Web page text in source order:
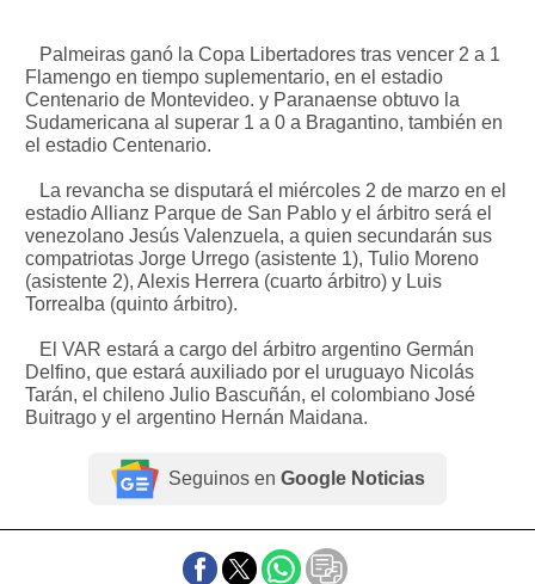
Palmeiras ganó la Copa Libertadores tras vencer 2 a 1
Flamengo en tiempo suplementario, en el estadio
Centenario de Montevideo. y Paranaense obtuvo la
Sudamericana al superar 1 a 0 a Bragantino, también en
el estadio Centenario.
La revancha se disputará el miércoles 2 de marzo en el
estadio Allianz Parque de San Pablo y el árbitro será el
venezolano Jesús Valenzuela, a quien secundarán sus
compatriotas Jorge Urrego (asistente 1), Tulio Moreno
(asistente 2), Alexis Herrera (cuarto árbitro) y Luis
Torrealba (quinto árbitro).
El VAR estará a cargo del árbitro argentino Germán
Delfino, que estará auxiliado por el uruguayo Nicolás
Tarán, el chileno Julio Bascuñán, el colombiano José
Buitrago y el argentino Hernán Maidana.
Seguinos en Google Noticias